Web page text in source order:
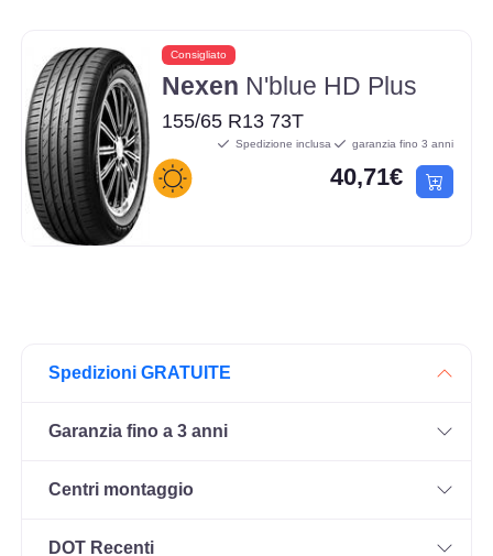
Consigliato
Nexen N'blue HD Plus
155/65 R13 73T
Spedizione inclusa garanzia fino 3 anni
40,71€
Spedizioni GRATUITE
Garanzia fino a 3 anni
Centri montaggio
DOT Recenti